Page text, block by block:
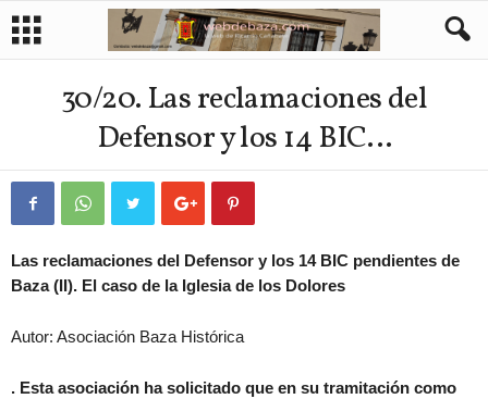
30/20. Las reclamaciones del
Defensor y los 14 BIC…
Las reclamaciones del Defensor y los 14 BIC pendientes de
Baza (II). El caso de la Iglesia de los Dolores
Autor: Asociación Baza Histórica
. Esta asociación ha solicitado que en su tramitación como